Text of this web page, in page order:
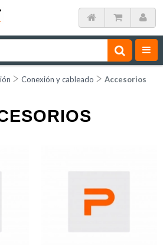
Conexión y cableado Accesorios